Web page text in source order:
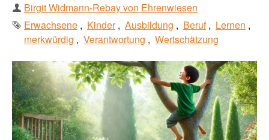
Autor
Birgit Widmann-Rebay von Ehrenwiesen
Schlagworte
Erwachsene Kinder Ausbildung Beruf
Lernen
merkwürdig
Verantwortung Wertschätzung